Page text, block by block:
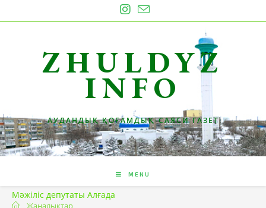
to
ZHULDYZ
INFO
АУДАНДЫҚ ҚОҒАМДЫҚ-САЯСИ ГАЗЕТ
MENU
Мәжіліс депутаты Алғада
Жаңалықтар